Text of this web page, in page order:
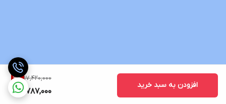
17,420,000
3%
16,787,000
افزودن به سبد خرید